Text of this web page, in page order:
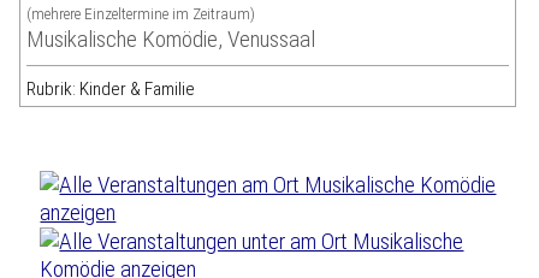
(mehrere Einzeltermine im Zeitraum)
Musikalische Komödie, Venussaal
Rubrik: Kinder & Familie